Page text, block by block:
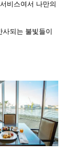
비스여서 나만의
되는 불빛들이